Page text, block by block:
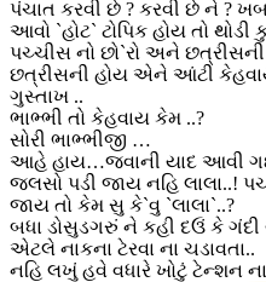
પંચાત કરવી છે ? કરવી છે ને ?
આવો `હોટ` ટોપિક હોય તો
પચ્ચીસ નો છો`રો અને
છત્રીસની હોય એને આંટી
ગુસ્તાખ ..
ભાભ્ભી તો કેહવાય કેમ ..?
સોરી ભાભ્ભીજી …
આહે હાય…જવાની યાદ આવી ગઈ
જલસો પડી જાય નહિ લાલા..!
જાય તો કેમ સુ કે`વુ `લાલા`..?
બધા ડોસુડગરું ને કહી દઉં કે
એટલે નાકના ટેરવા ના ચડાવતા..
નહિ લખું હવે વધારે ખોટું ટેન્શન ના